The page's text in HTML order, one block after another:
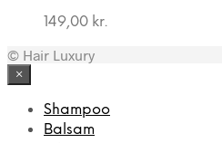
149,00 kr.
© Hair Luxury
×
Shampoo
Balsam